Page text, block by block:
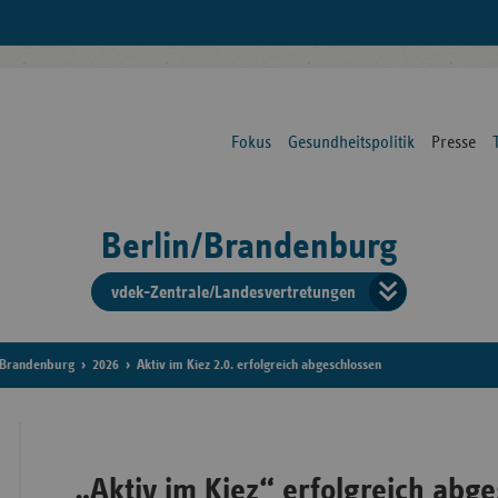
Fokus Gesundheitspolitik Presse
Berlin/Brandenburg
vdek-Zentrale/Landesvertretungen
der
Brandenburg 2026 Aktiv im Kiez 2.0. erfolgreich abgeschlossen
„Aktiv im Kiez“ erfolgreich